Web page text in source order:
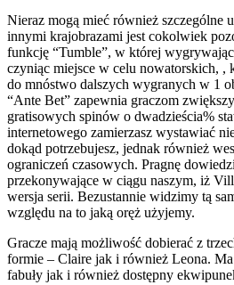
Nieraz mogą mieć również szczególne
innymi krajobrazami jest cokolwiek
funkcję “Tumble”, w której
czyniąc miejsce w celu nowatorskich, ,
do mnóstwo dalszych wygranych w 1
“Ante Bet” zapewnia graczom
gratisowych spinów o dwadzieścia%
internetowego zamierzasz wystawiać
dokąd potrzebujesz, jednak również
ograniczeń czasowych. Pragnę
przekonywające w ciągu naszym, iż
wersja serii. Bezustannie widzimy tą
względu na to jaką oręż użyjemy.
Gracze mają możliwość dobierać z
formie – Claire jak i również Leona.
fabuły jak i również dostępny